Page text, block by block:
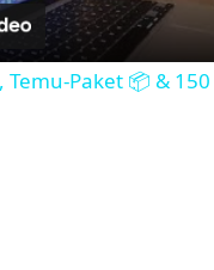
Paket 📦 &